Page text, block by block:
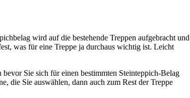
wird auf die bestehende Treppen aufgebracht und
was für eine Treppe ja durchaus wichtig ist. Leicht
Sie sich für einen bestimmten Steinteppich-Belag
die Sie auswählen, dann auch zum Rest der Treppe